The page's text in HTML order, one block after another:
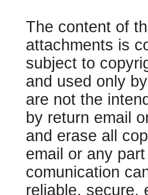
The content of
attachments is
subject to
and used only
are not the
by return email
and erase all
email or any
comunication
reliable, secure,